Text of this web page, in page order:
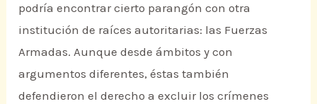
podría encontrar cierto parangón con otra
institución de raíces autoritarias: las Fuerzas
Armadas. Aunque desde ámbitos y con
argumentos diferentes, éstas también
defendieron el derecho a excluir los crímenes